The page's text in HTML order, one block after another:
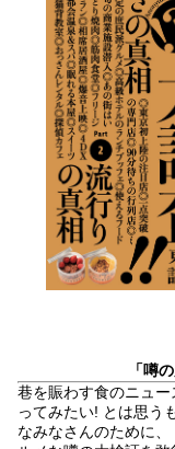
「噂
巷を賑わす食のニュ
ってみたい! とは思
なみなさんのために